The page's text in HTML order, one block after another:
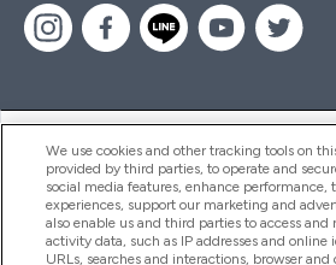
ヘルプ＆ガイド
商品について
We use cookies and other tracking tools on
provided by third parties, to operate and
social media features, enhance performance,
experiences, support our marketing and
also enable us and third parties to access and
activity data, such as IP addresses and online
URLs, searches and interactions, browser and